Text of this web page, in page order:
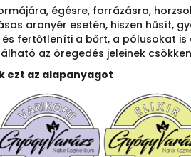
égésre, forrázásra,
aranyér esetén, hiszen hűsít,
fertőtleníti a bőrt, a pólusokat
az öregedés jeleinek
ezt az alapanyagot